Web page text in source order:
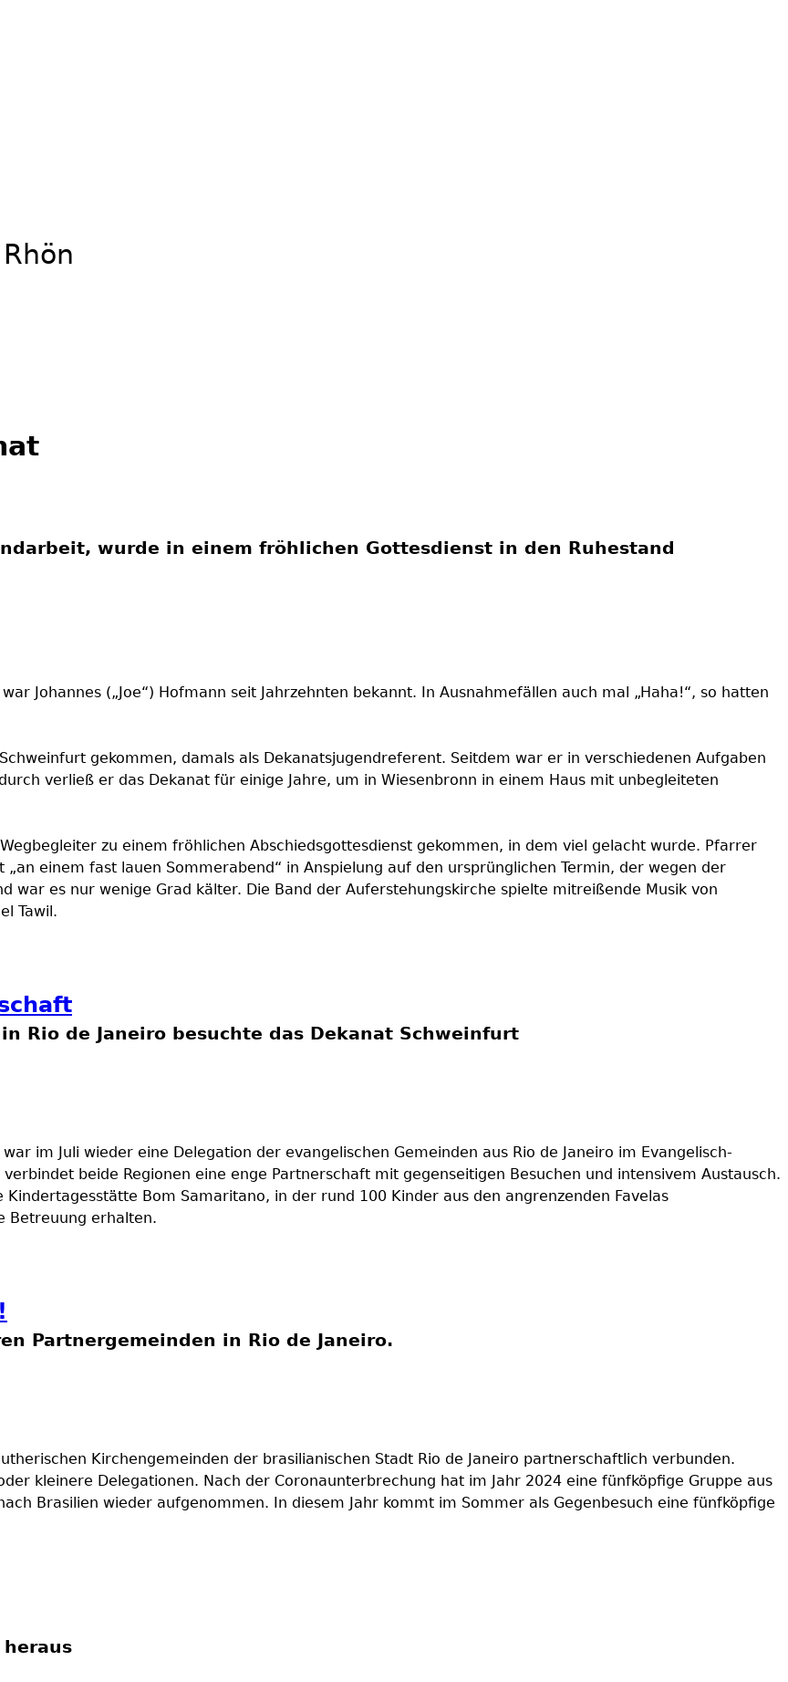
wurde in einem fröhlichen Gottesdienst in den Ruhestand
Johannes („Joe“) Hofmann seit Jahrzehnten bekannt. In Ausnahmefällen auch mal „Haha!“, so hatten
gekommen, damals als Dekanatsjugendreferent. Seitdem war er in verschiedenen Aufgaben
verließ er das Dekanat für einige Jahre, um in Wiesenbronn in einem Haus mit unbegleiteten
zu einem fröhlichen Abschiedsgottesdienst gekommen, in dem viel gelacht wurde. Pfarrer
einem fast lauen Sommerabend“ in Anspielung auf den ursprünglichen Termin, der wegen der
war es nur wenige Grad kälter. Die Band der Auferstehungskirche spielte mitreißende Musik von
Tawil.
Rio de Janeiro besuchte das Dekanat Schweinfurt
im Juli wieder eine Delegation der evangelischen Gemeinden aus Rio de Janeiro im Evangelisch-
beide Regionen eine enge Partnerschaft mit gegenseitigen Besuchen und intensivem Austausch.
Bom Samaritano, in der rund 100 Kinder aus den angrenzenden Favelas
Betreuung erhalten.
Partnergemeinden in Rio de Janeiro.
Kirchengemeinden der brasilianischen Stadt Rio de Janeiro partnerschaftlich verbunden.
kleinere Delegationen. Nach der Coronaunterbrechung hat im Jahr 2024 eine fünfköpfige Gruppe aus
Brasilien wieder aufgenommen. In diesem Jahr kommt im Sommer als Gegenbesuch eine fünfköpfige